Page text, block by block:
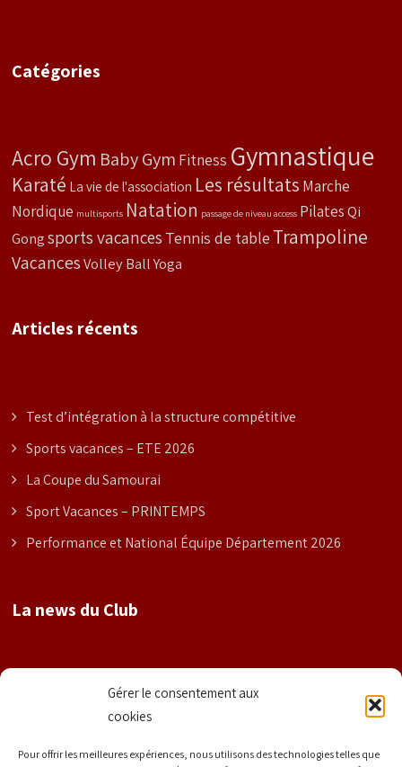
Gérer le consentement aux
cookies
Pour offrir les meilleures expériences, nous utilisons des technologies telles que
Catégories
Acro Gym Baby Gym Fitness Gymnastique
Karaté La vie de l'association Les résultats Marche
Nordique multisports Natation passage de niveau access Pilates Qi
Gong sports vacances Tennis de table Trampoline
Vacances Volley Ball Yoga
Articles récents
Test d’intégration à la structure compétitive
Sports vacances – ETE 2026
La Coupe du Samourai
Sport Vacances – PRINTEMPS
Performance et National Équipe Département 2026
La news du Club
Prénom